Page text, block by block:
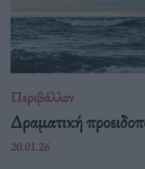
Περιβάλλον
Δραματική
20.01.26